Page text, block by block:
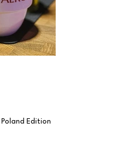
Poland Edition